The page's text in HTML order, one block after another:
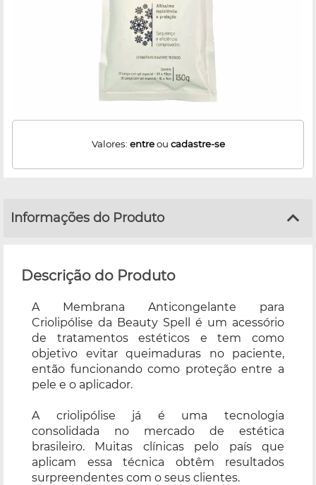
Valores: entreou cadastre-se
Informações do Produto
Descrição do Produto
A Membrana Anticongelante para
Criolipólise da Beauty Spell é um acessório
de tratamentos estéticos e tem como
objetivo evitar queimaduras no paciente,
então funcionando como proteção entre a
pele e o aplicador.
A criolipólise já é uma tecnologia
consolidada no mercado de estética
brasileiro. Muitas clínicas pelo país que
aplicam essa técnica obtêm resultados
surpreendentes com o seus clientes.